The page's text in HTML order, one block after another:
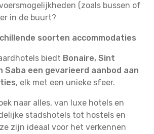
(zoals bussen of
in de buurt?
soorten accommodaties
biedt Bonaire, Sint
Saba een gevarieerd aanbod aan
, elk met een unieke sfeer.
naar alles, van luxe hotels en
stadshotels tot hostels en
zijn ideaal voor het verkennen